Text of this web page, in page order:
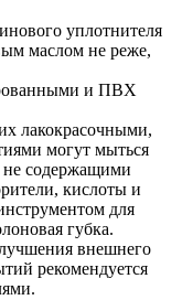
уплотнителя
маслом не реже,
и ПВХ
лакокрасочными,
могут мыться
содержащими
кислоты и
для
губка.
внешнего
рекомендуется